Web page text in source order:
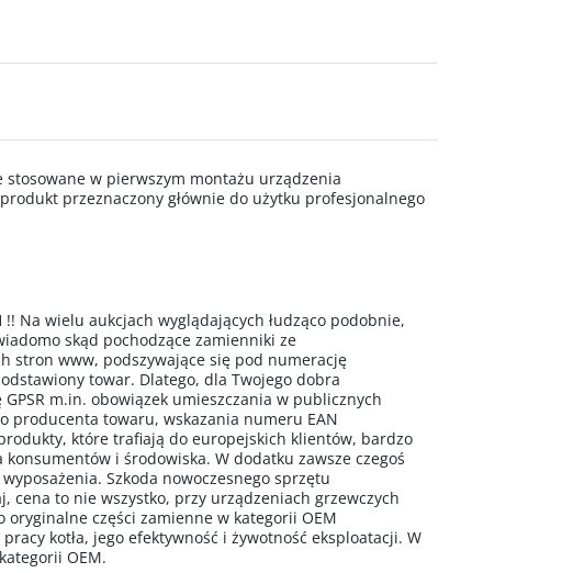
w pierwszym montażu urządzenia
przeznaczony głównie do użytku profesjonalnego
!! Na wielu aukcjach wyglądających łudząco podobnie,
skąd pochodzące zamienniki ze
stron www, podszywające się pod numerację
towar. Dlatego, dla Twojego dobra
m.in. obowiązek umieszczania w publicznych
producenta towaru, wskazania numeru EAN
które trafiają do europejskich klientów, bardzo
i środowiska. W dodatku zawsze czegoś
Szkoda nowoczesnego sprzętu
cena to nie wszystko, przy urządzeniach grzewczych
oryginalne części zamienne w kategorii OEM
kotła, jego efektywność i żywotność eksploatacji. W
OEM.